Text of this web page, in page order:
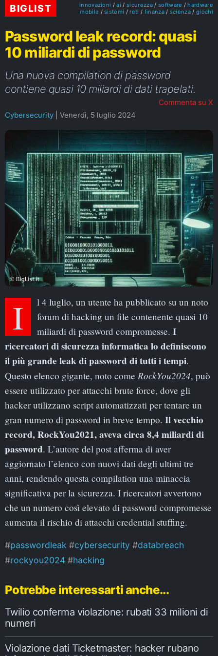
BIGLIST innovazioni ai sicurezza software
hardware
mobile
sistemi reti finanza scienza giochi
Password leak record: quasi
10 miliardi di password
Una nuova compilation di password
contiene quasi 10 miliardi di dati trapelati.
Commenta su X
Cybersecurity
Venerdì, 5 luglio 2024
Il 4 luglio, un utente ha pubblicato su un noto
forum di hacking un file contenente quasi 10
miliardi di password compromesse. I
ricercatori di sicurezza informatica lo definiscono
il più grande leak di password di tutti i tempi.
Questo elenco gigante, noto come RockYou2024, può
essere utilizzato per attacchi brute force, dove gli
hacker utilizzano script automatizzati per tentare un
gran numero di password in breve tempo. Il vecchio
record, RockYou2021, aveva circa 8,4 miliardi di
password. L’autore del post afferma di aver
aggiornato l’elenco con nuovi dati degli ultimi tre
anni, rendendo questa compilation una minaccia
significativa per la sicurezza. I ricercatori avvertono
che un numero così elevato di password compromesse
aumenta il rischio di attacchi credential stuffing.
passwordleak cybersecurity
databreach
rockyou2024
hacking
Potrebbe interessarti anche...
Twilio conferma violazione: rubati 33 milioni di
numeri
Violazione dati Ticketmaster: hacker rubano